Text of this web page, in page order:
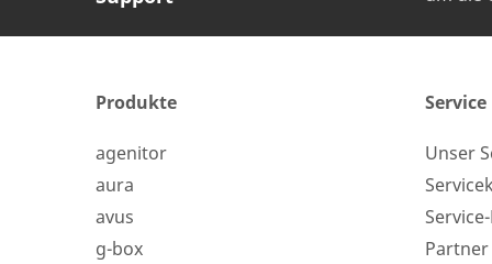
Name des
24-h-Service ab 50 kW
Produkte
agenitor
aura
avus
g-box
Service
Unser